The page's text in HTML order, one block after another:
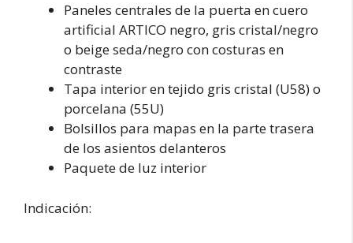
Paneles centrales de la puerta en cuero
artificial ARTICO negro, gris cristal/negro
o beige seda/negro con costuras en
contraste
Tapa interior en tejido gris cristal (U58) o
porcelana (55U)
Bolsillos para mapas en la parte trasera
de los asientos delanteros
Paquete de luz interior
Indicación: